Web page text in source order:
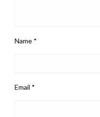
Name *
Email *